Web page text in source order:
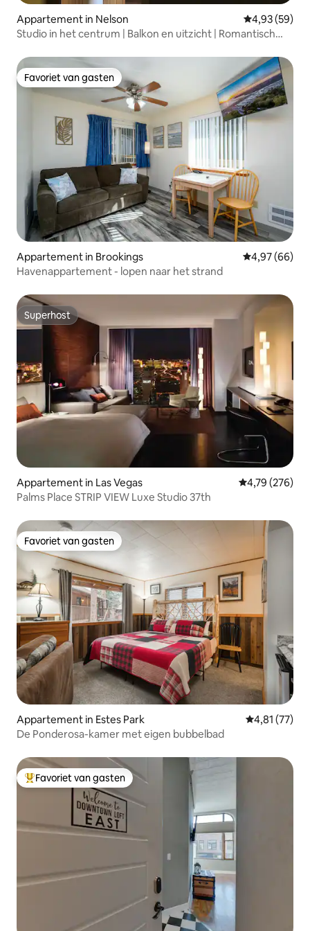
Appartement in Nelson Gemiddelde
4,93 (59)
Studio in het centrum | Balkon en uitzicht | Romantisch
Favoriet van gasten
Favoriet van gasten
Appartement in Brookings Gemiddelde
4,97 (66)
Havenappartement - lopen naar het strand
Superhost
Superhost
Appartement in Las Vegas Gemiddelde
4,79 (276)
Palms Place STRIP VIEW Luxe Studio 37th
Favoriet van gasten
Favoriet van gasten
Appartement in Estes Park Gemiddelde
4,81 (77)
De Ponderosa-kamer met eigen bubbelbad
Topfavoriet van gasten
Favoriet van gasten